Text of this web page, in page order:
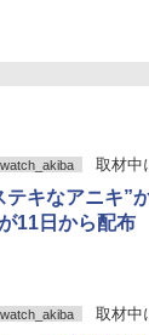
取材中
テキなアニキ”
11日から配布
取材中